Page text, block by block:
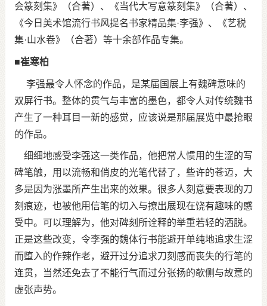
会篆刻集》（合著）、《当代大写意篆刻集》（合著）、
《今日美术馆流行书风提名书家精品集·李强》、《艺税
集·山水卷》（合著）等十余部作品专集。
■崔寒柏
李强最令人怀念的作品，是某届国展上有魏碑意味的
双屏行书。整体的贯气与丰富的墨色，都令人对传统魏书
产生了一种耳目一新的感觉，应该说是那届展览中最抢眼
的作品。
细细地感受李强这一类作品，他把常人惯用的生涩的写
碑笔触，用以流畅和俏皮的光笔代替了，些许的苍迈，大
多是因为涨墨所产生出来的效果。很多人刻意要表现的刀
刻痕迹，也被他用信笔的切入与撩出展现在饶有趣味的感
受中。可以理解为，他对碑刻所诠释的举重若轻的洒脱。
正是这些改变，令李强的魏体行书能避开单纯地追求生涩
而堕入的作辣作老，避开过分追求刀刻感而丧失的行笔的
连贯，当然还免去了不能行气而过分张扬的欹侧与故意的
虚张声势。